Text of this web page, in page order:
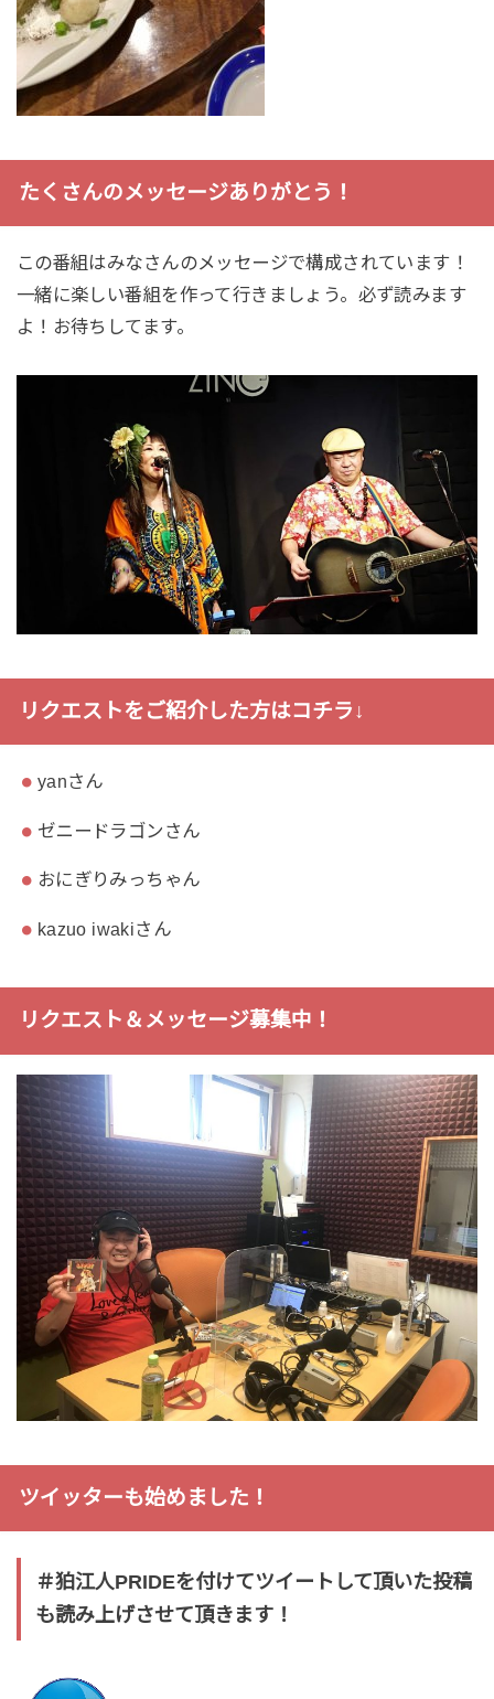
たくさんのメッセージありがとう！
この番組はみなさんのメッセージで構成されています！
一緒に楽しい番組を作って行きましょう。必ず読みます
よ！お待ちしてます。
リクエストをご紹介した方はコチラ↓
yanさん
ゼニードラゴンさん
おにぎりみっちゃん
kazuo iwakiさん
リクエスト＆メッセージ募集中！
ツイッターも始めました！
＃狛江人PRIDEを付けてツイートして頂いた投稿
も読み上げさせて頂きます！